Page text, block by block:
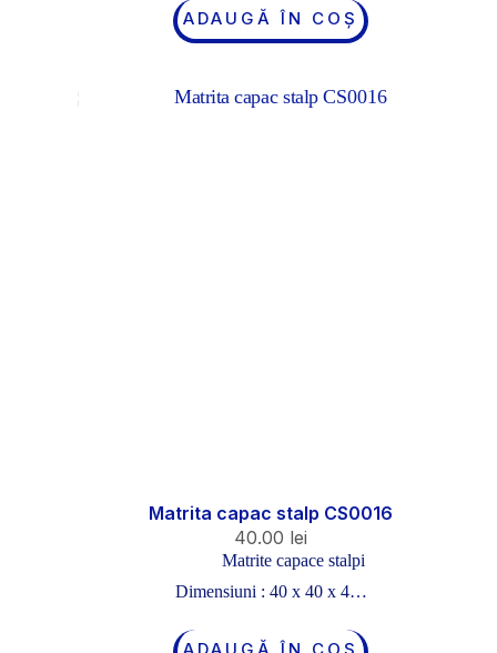
ADAUGĂ ÎN COȘ
Matrita capac stalp CS0016
40.00 lei
Matrite capace stalpi
Dimensiuni : 40 x 40 x 4…